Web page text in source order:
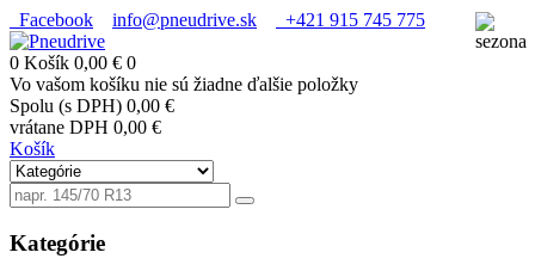
Facebook info@pneudrive.sk +421 915 745 775
0 Košík 0,00 € 0
Vo vašom košíku nie sú žiadne ďalšie položky
Spolu (s DPH) 0,00 €
vrátane DPH 0,00 €
Košík
Kategórie